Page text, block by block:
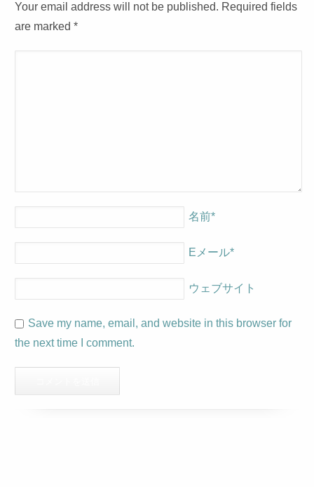
Your email address will not be published. Required fields
are marked*
名前*
Eメール*
ウェブサイト
Save my name, email, and website in this browser for
the next time I comment.